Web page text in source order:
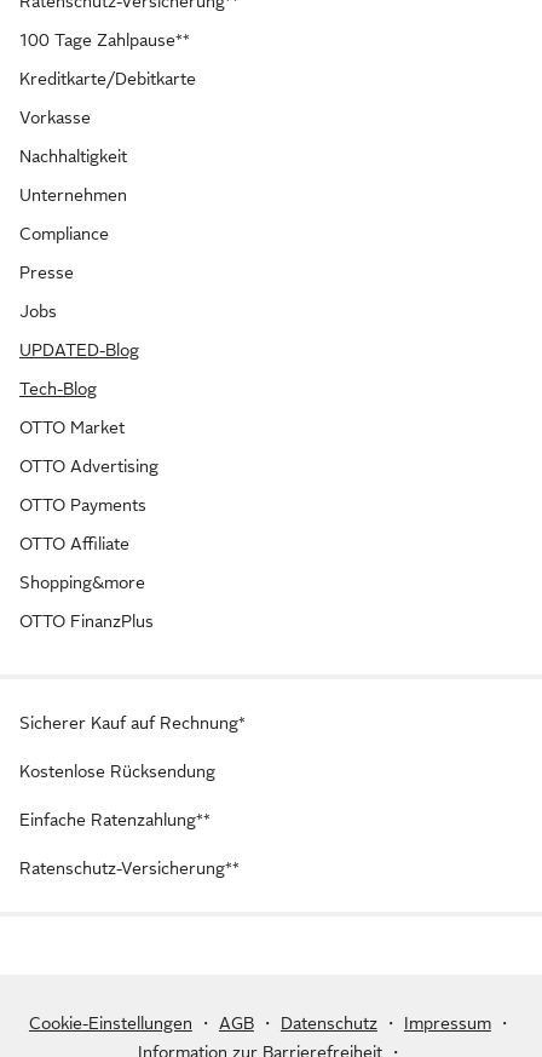
100 Tage Zahlpause**
Kreditkarte/Debitkarte
Vorkasse
Nachhaltigkeit
Unternehmen
Compliance
Presse
Jobs
UPDATED-Blog
Tech-Blog
OTTO Market
OTTO Advertising
OTTO Payments
OTTO Affiliate
Shopping&more
OTTO FinanzPlus
Sicherer Kauf auf Rechnung*
Kostenlose Rücksendung
Einfache Ratenzahlung**
Ratenschutz-Versicherung**
Cookie-Einstellungen ・ AGB ・ Datenschutz ・ Impressum
・
Information zur Barrierefreiheit
・